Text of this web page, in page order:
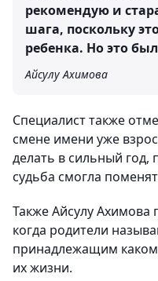
рекомендую и
шага, поскольку
ребенка. Но это
Айсулу Ахимова
Специалист также
смене имени уже
делать в сильный
судьба смогла
Также Айсулу
когда родители
принадлежащим
их жизни.